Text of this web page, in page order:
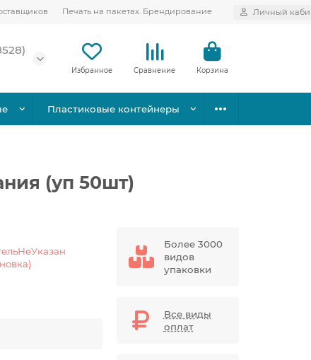
Печать на пакетах. Брендирование Личный
Избранное Сравнение Корзина
Пластиковые контейнеры
(уп 50шт)
Более 3000
видов
упаковки
Все виды
оплат